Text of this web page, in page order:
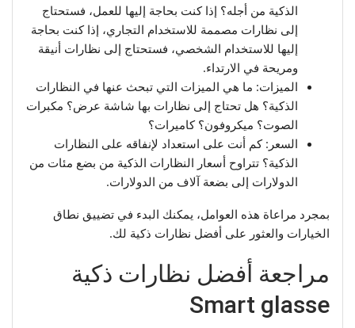
الذكية من أجله؟ إذا كنت بحاجة إليها للعمل، فستحتاج
إلى نظارات مصممة للاستخدام التجاري، إذا كنت بحاجة
إليها للاستخدام الشخصي، فستحتاج إلى نظارات أنيقة
ومريحة في الارتداء.
الميزات: ما هي الميزات التي تبحث عنها في النظارات
الذكية؟ هل تحتاج إلى نظارات بها شاشة عرض؟ مكبرات
الصوت؟ ميكروفون؟ كاميرات؟
السعر: كم أنت على استعداد لإنفاقه على النظارات
الذكية؟ تتراوح أسعار النظارات الذكية من بضع مئات من
الدولارات إلى بضعة آلاف من الدولارات.
بمجرد مراعاة هذه العوامل، يمكنك البدء في تضييق نطاق
الخيارات والعثور على أفضل نظارات ذكية لك.
مراجعة أفضل نظارات ذكية
Smart glasse